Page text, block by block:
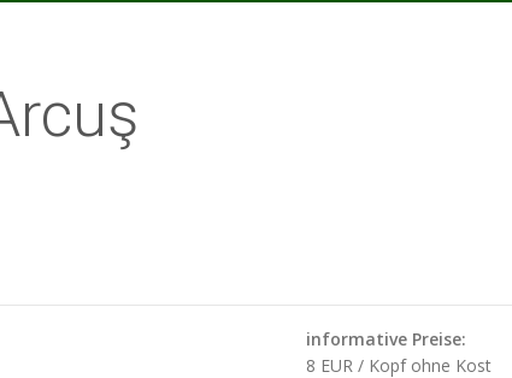
informative Preise:
8 EUR / Kopf ohne Kost